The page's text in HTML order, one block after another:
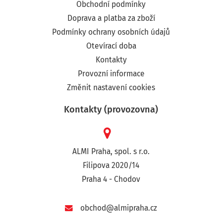
Obchodní podmínky
Doprava a platba za zboží
Podmínky ochrany osobních údajů
Otevírací doba
Kontakty
Provozní informace
Změnit nastavení cookies
Kontakty (provozovna)
ALMI Praha, spol. s r.o.
Filipova 2020/14
Praha 4 - Chodov
obchod@almipraha.cz